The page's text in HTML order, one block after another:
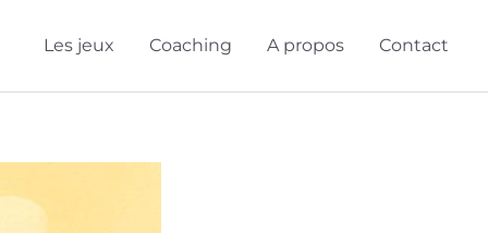
Les jeux Coaching A propos Contact